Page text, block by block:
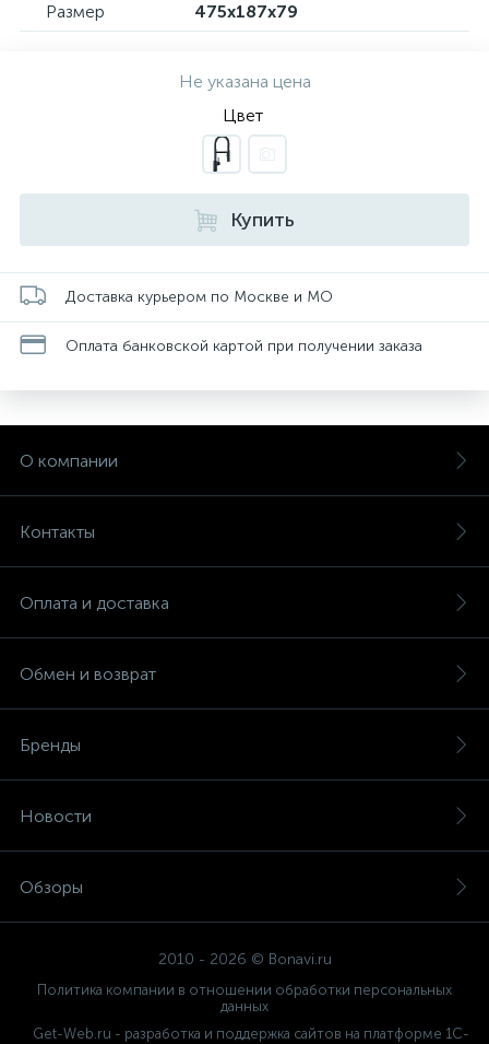
Размер
475x187х79
Не указана цена
Цвет
Купить
Доставка курьером по Москве и МО
Оплата банковской картой при получении заказа
О компании
Контакты
Оплата и доставка
Обмен и возврат
Бренды
Новости
Обзоры
2010 - 2026 © Bonavi.ru
Политика компании в отношении обработки персональных
данных
Get-Web.ru - разработка и поддержка сайтов на платформе 1С-